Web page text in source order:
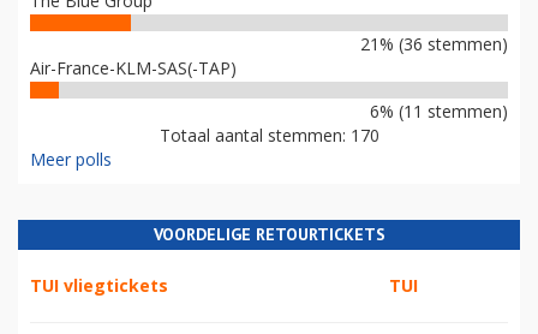
21% (36 stemmen)
Air-France-KLM-SAS(-TAP)
6% (11 stemmen)
Totaal aantal stemmen: 170
Meer polls
VOORDELIGE RETOURTICKETS
TUI vliegtickets TUI